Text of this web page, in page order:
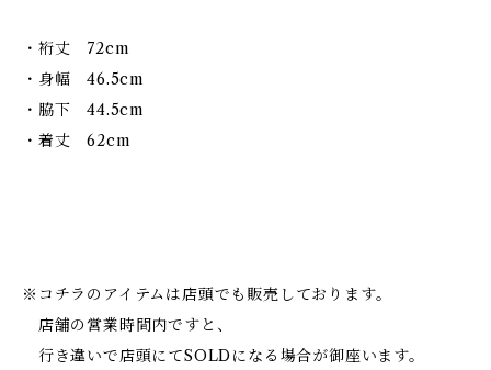
・裄丈 72cm
・身幅 46.5cm
・脇下 44.5cm
・着丈 62cm
※コチラのアイテムは店頭でも販売しております。
店舗の営業時間内ですと、
行き違いで店頭にてSOLDになる場合が御座います。